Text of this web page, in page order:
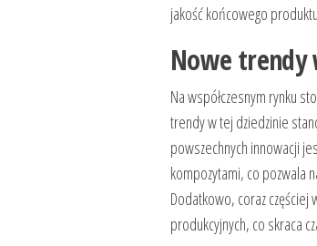
jakość końcowego
Nowe trendy
Na współczesnym rynku
trendy w tej dziedzinie
powszechnych innowacji
kompozytami, co pozwala
Dodatkowo, coraz
produkcyjnych, co skraca